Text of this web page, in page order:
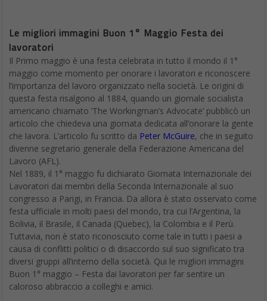
Le migliori immagini Buon 1° Maggio Festa dei
lavoratori
Il Primo maggio è una festa celebrata in tutto il mondo il 1°
maggio come momento per onorare i lavoratori e riconoscere
l’importanza del lavoro organizzato nella società. Le origini di
questa festa risalgono al 1884, quando un giornale socialista
americano chiamato ‘The Workingman’s Advocate’ pubblicò un
articolo che chiedeva una giornata dedicata all’onorare la gente
che lavora. L’articolo fu scritto da Peter McGuire, che in seguito
divenne segretario generale della Federazione Americana del
Lavoro (AFL).
Nel 1889, il 1° maggio fu dichiarato Giornata Internazionale dei
Lavoratori dai membri della Seconda Internazionale al suo
congresso a Parigi, in Francia. Da allora è stato osservato come
festa ufficiale in molti paesi del mondo, tra cui l’Argentina, la
Bolivia, il Brasile, il Canada (Quebec), la Colombia e il Perù.
Tuttavia, non è stato riconosciuto come tale in tutti i paesi a
causa di conflitti politici o di disaccordo sul suo significato tra
diversi gruppi all’interno della società. Qui le migliori immagini
Buon 1° maggio – Festa dai lavoratori per far sentire un
caloroso abbraccio a colleghi e amici.